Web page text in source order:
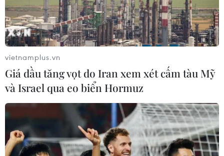
vietnamplus.vn
Giá dầu tăng vọt do Iran xem xét cấm tàu Mỹ
và Israel qua eo biển Hormuz